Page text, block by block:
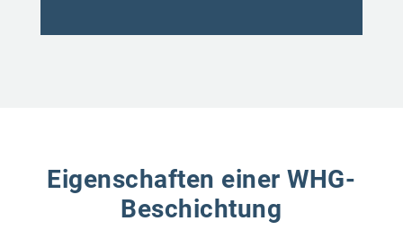
Eigenschaften einer WHG-
Beschichtung